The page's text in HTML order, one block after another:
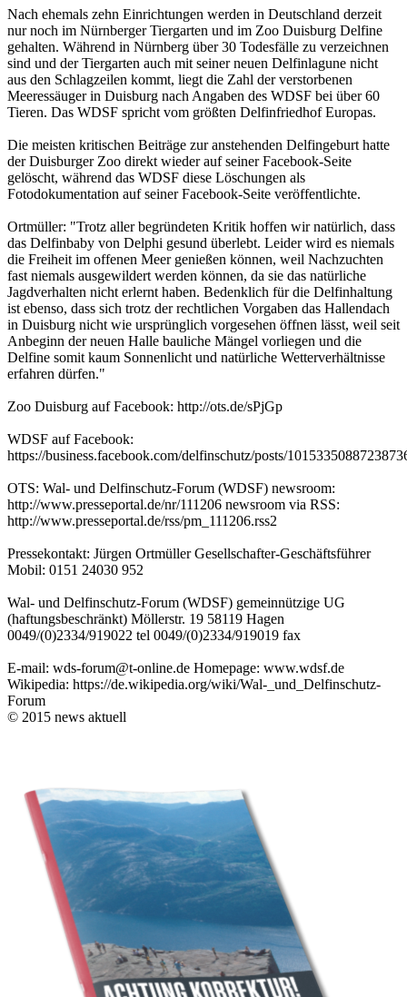
Nach ehemals zehn Einrichtungen werden in Deutschland derzeit
nur noch im Nürnberger Tiergarten und im Zoo Duisburg Delfine
gehalten. Während in Nürnberg über 30 Todesfälle zu verzeichnen
sind und der Tiergarten auch mit seiner neuen Delfinlagune nicht
aus den Schlagzeilen kommt, liegt die Zahl der verstorbenen
Meeressäuger in Duisburg nach Angaben des WDSF bei über 60
Tieren. Das WDSF spricht vom größten Delfinfriedhof Europas.
Die meisten kritischen Beiträge zur anstehenden Delfingeburt hatte
der Duisburger Zoo direkt wieder auf seiner Facebook-Seite
gelöscht, während das WDSF diese Löschungen als
Fotodokumentation auf seiner Facebook-Seite veröffentlichte.
Ortmüller: "Trotz aller begründeten Kritik hoffen wir natürlich, dass
das Delfinbaby von Delphi gesund überlebt. Leider wird es niemals
die Freiheit im offenen Meer genießen können, weil Nachzuchten
fast niemals ausgewildert werden können, da sie das natürliche
Jagdverhalten nicht erlernt haben. Bedenklich für die Delfinhaltung
ist ebenso, dass sich trotz der rechtlichen Vorgaben das Hallendach
in Duisburg nicht wie ursprünglich vorgesehen öffnen lässt, weil seit
Anbeginn der neuen Halle bauliche Mängel vorliegen und die
Delfine somit kaum Sonnenlicht und natürliche Wetterverhältnisse
erfahren dürfen."
Zoo Duisburg auf Facebook: http://ots.de/sPjGp
WDSF auf Facebook:
https://business.facebook.com/delfinschutz/posts/
OTS: Wal- und Delfinschutz-Forum (WDSF) newsroom:
http://www.presseportal.de/nr/111206 newsroom via RSS:
http://www.presseportal.de/rss/pm_111206.rss2
Pressekontakt: Jürgen Ortmüller Gesellschafter-Geschäftsführer
Mobil: 0151 24030 952
Wal- und Delfinschutz-Forum (WDSF) gemeinnützige UG
(haftungsbeschränkt) Möllerstr. 19 58119 Hagen
0049/(0)2334/919022 tel 0049/(0)2334/919019 fax
E-mail: wds-forum@t-online.de Homepage: www.wdsf.de
Wikipedia: https://de.wikipedia.org/wiki/Wal-_und_Delfinschutz-
Forum
© 2015 news aktuell